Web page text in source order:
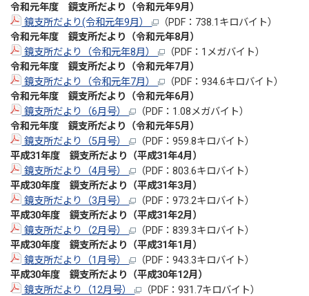
令和元年度 鏡支所だより（令和元年9月）
鏡支所だより(令和元年9月）
（PDF：738.1キロバイト）
令和元年度 鏡支所だより（令和元年8月）
鏡支所だより（令和元年8月）
（PDF：1メガバイト）
令和元年度 鏡支所だより（令和元年7月）
鏡支所だより（令和元年7月）
（PDF：934.6キロバイト）
令和元年度 鏡支所だより（令和元年6月）
鏡支所だより（6月号）
（PDF：1.08メガバイト）
令和元年度 鏡支所だより（令和元年5月）
鏡支所だより（5月号）
（PDF：959.8キロバイト）
平成31年度 鏡支所だより（平成31年4月）
鏡支所だより（4月号）
（PDF：803.6キロバイト）
平成30年度 鏡支所だより（平成31年3月）
鏡支所だより（3月号）
（PDF：973.2キロバイト）
平成30年度 鏡支所だより（平成31年2月）
鏡支所だより（2月号）
（PDF：839.3キロバイト）
平成30年度 鏡支所だより（平成31年1月）
鏡支所だより（1月号）
（PDF：943.3キロバイト）
平成30年度 鏡支所だより（平成30年12月）
鏡支所だより（12月号）
（PDF：931.7キロバイト）